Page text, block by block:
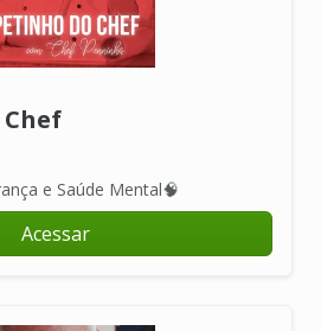
e Saúde Mental🧠
Acessar